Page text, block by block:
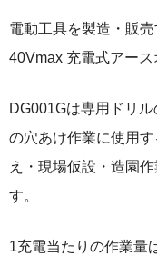
電動工具を製造・販
40Vmax 充電式アー
DG001Gは専用ドリ
の穴あけ作業に使用
え・現場仮設・造園
す。
1充電当たりの作業量